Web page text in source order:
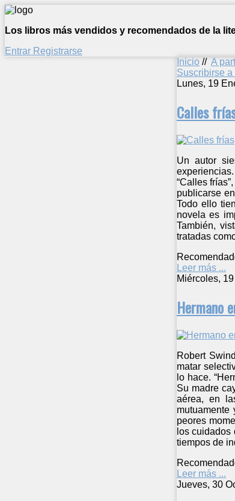
Los libros más vendidos y recomendados de la
Entrar Registrarse
Inicio // A
Suscribirse
Lunes, 19
Calles
Un autor
“Calles
publicarse
Todo ello
novela es
También,
tratadas
Leer más ...
Miércoles,
Hermano
Robert
matar
lo hace.
Su madre
aérea, en
peores
los cuidados
tiempos de
Leer más ...
Jueves, 30